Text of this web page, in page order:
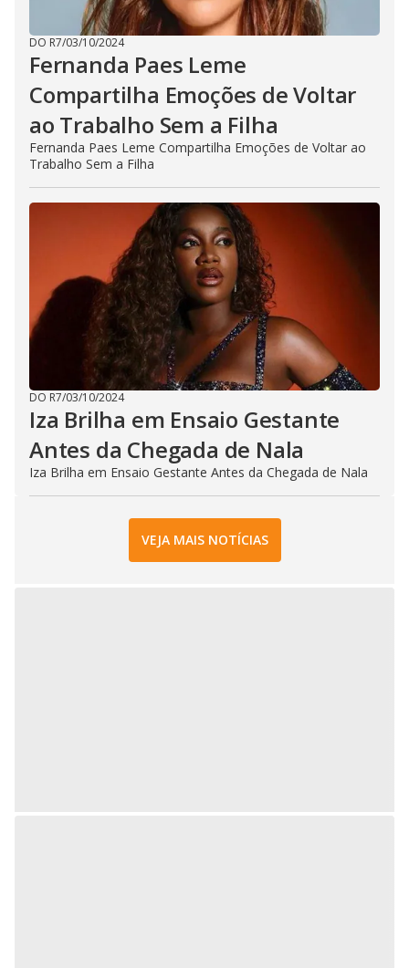
DO R7/03/10/2024
Fernanda Paes Leme
Compartilha Emoções de Voltar
ao Trabalho Sem a Filha
Fernanda Paes Leme Compartilha Emoções de Voltar ao
Trabalho Sem a Filha
DO R7/03/10/2024
Iza Brilha em Ensaio Gestante
Antes da Chegada de Nala
Iza Brilha em Ensaio Gestante Antes da Chegada de Nala
VEJA MAIS NOTÍCIAS